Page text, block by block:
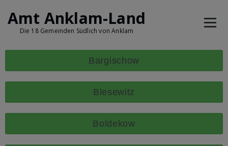
Amt Anklam-Land
Die 18 Gemeinden Südlich von Anklam
Bargischow
Blesewitz
Boldekow